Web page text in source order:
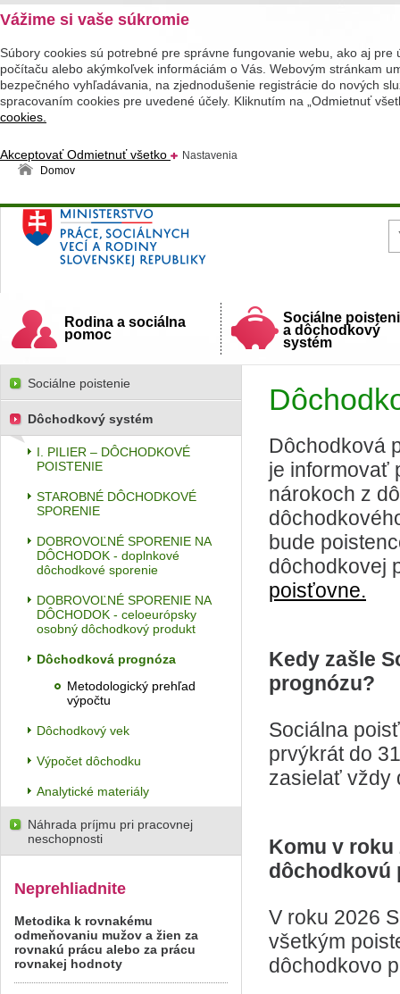
Vážime si vaše súkromie
Súbory cookies sú potrebné pre správne fungovanie webu, ako aj
počítaču alebo akýmkoľvek informáciám o Vás. Webovým stránkam
bezpečného vyhľadávania, na zjednodušenie registrácie do nových
spracovaním cookies pre uvedené účely. Kliknutím na „Odmietnuť
cookies.
AkceptovaťOdmietnuť všetko
Nastavenia
Domov
Ministerstvo práce, sociálnych vecí a rodiny
Slovenskej republiky
Rodina a sociálna
pomoc
Sociálne
a dôchodkový
systém
Dôchodková
je informovať
nárokoch z
bude
dôchodkovej
poisťovne.
Kedy zašle
prognózu?
Sociálna
prvýkrát do
zasielať vždy
Komu v
dôchodkovú
V roku 2026
všetkým
dôchodkovo
Sociálne poistenie
Dôchodkový systém
I. PILIER – DÔCHODKOVÉ
POISTENIE
STAROBNÉ DÔCHODKOVÉ
SPORENIE
DOBROVOĽNÉ SPORENIE NA
DÔCHODOK - doplnkové
dôchodkové sporenie
DOBROVOĽNÉ SPORENIE NA
DÔCHODOK - celoeurópsky
osobný dôchodkový produkt
Dôchodková prognóza
Metodologický prehľad
výpočtu
Dôchodkový vek
Výpočet dôchodku
Analytické materiály
Náhrada príjmu pri pracovnej
neschopnosti
Neprehliadnite
Metodika k rovnakému
odmeňovaniu mužov a žien za
rovnakú prácu alebo za prácu
rovnakej hodnoty